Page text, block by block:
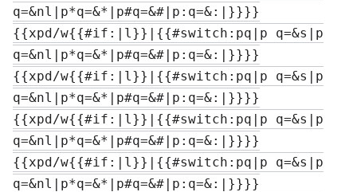
q=&nl|p*q=&*|p#q=&#|p:q=&:|}}}}
{{xpd/w{{#if:|l}}|{{#switch:pq|p q=&s|p
q=&nl|p*q=&*|p#q=&#|p:q=&:|}}}}
{{xpd/w{{#if:|l}}|{{#switch:pq|p q=&s|p
q=&nl|p*q=&*|p#q=&#|p:q=&:|}}}}
{{xpd/w{{#if:|l}}|{{#switch:pq|p q=&s|p
q=&nl|p*q=&*|p#q=&#|p:q=&:|}}}}
{{xpd/w{{#if:|l}}|{{#switch:pq|p q=&s|p
q=&nl|p*q=&*|p#q=&#|p:q=&:|}}}}